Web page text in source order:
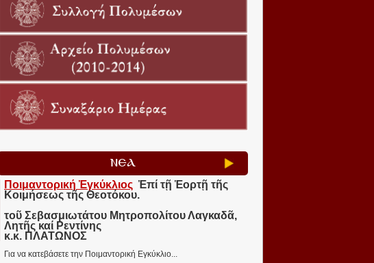
ΝΕΑ
Ποιμαντορική Ἐγκύκλιος Ἐπί τῇ Ἑορτῇ τῆς
Κοιμήσεως τῆς Θεοτόκου.
τοῦ Σεβασμιωτάτου Μητροπολίτου Λαγκαδᾶ,
Λητῆς καί Ρεντίνης
κ.κ. ΠΛΑΤΩΝΟΣ
Για να κατεβάσετε την Ποιμαντορική Εγκύκλιο...